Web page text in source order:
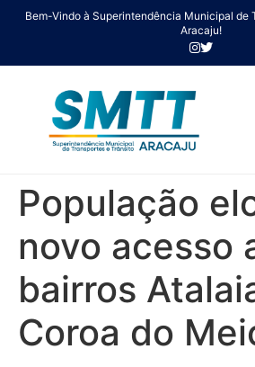
Bem-Vindo à Superintendência Municipal de
Aracaju!
População
novo acesso
bairros
Coroa do